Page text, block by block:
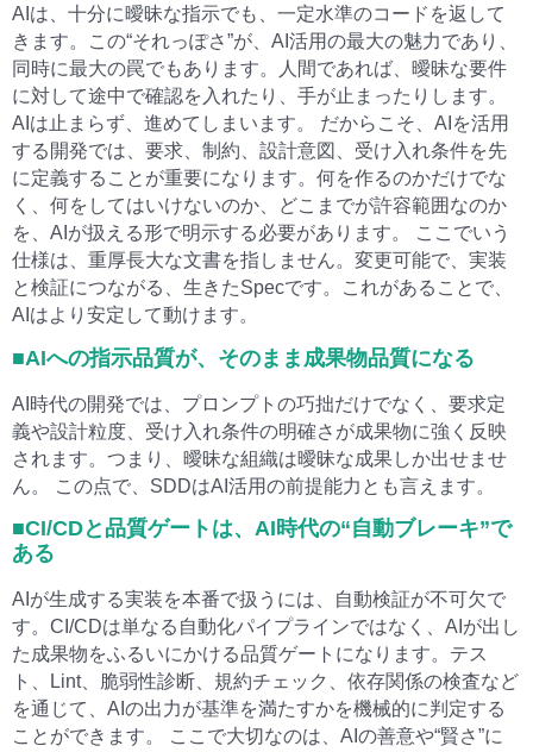
AIは、十分に曖昧な指示でも、一定水準のコードを返して
きます。この“それっぽさ”が、AI活用の最大の魅力であり、
同時に最大の罠でもあります。人間であれば、曖昧な要件
に対して途中で確認を入れたり、手が止まったりします。
AIは止まらず、進めてしまいます。 だからこそ、AIを活用
する開発では、要求、制約、設計意図、受け入れ条件を先
に定義することが重要になります。何を作るのかだけでな
く、何をしてはいけないのか、どこまでが許容範囲なのか
を、AIが扱える形で明示する必要があります。 ここでいう
仕様は、重厚長大な文書を指しません。変更可能で、実装
と検証につながる、生きたSpecです。これがあることで、
AIはより安定して動けます。
■AIへの指示品質が、そのまま成果物品質になる
AI時代の開発では、プロンプトの巧拙だけでなく、要求定
義や設計粒度、受け入れ条件の明確さが成果物に強く反映
されます。つまり、曖昧な組織は曖昧な成果しか出せませ
ん。 この点で、SDDはAI活用の前提能力とも言えます。
■CI/CDと品質ゲートは、AI時代の“自動ブレーキ”で
ある
AIが生成する実装を本番で扱うには、自動検証が不可欠で
す。CI/CDは単なる自動化パイプラインではなく、AIが出し
た成果物をふるいにかける品質ゲートになります。テス
ト、Lint、脆弱性診断、規約チェック、依存関係の検査など
を通じて、AIの出力が基準を満たすかを機械的に判定する
ことができます。 ここで大切なのは、AIの善意や“賢さ”に